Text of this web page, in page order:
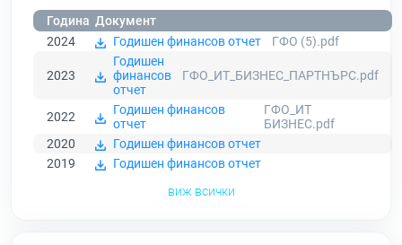
Година Документ
2024
Годишен финансов отчет ГФО (5).pdf
2023
Годишен
финансов
отчет
ГФО_ИТ_БИЗНЕС_ПАРТНЪРС.pdf
2022
Годишен финансов
отчет
ГФО_ИТ
БИЗНЕС.pdf
2020
Годишен финансов отчет
2019
Годишен финансов отчет
виж всички